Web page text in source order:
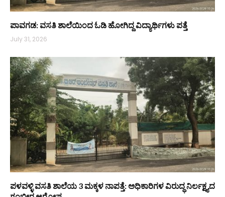
ಪಾವಗಡ: ವಸತಿ ಶಾಲೆಯಿಂದ ಓಡಿ ಹೋಗಿದ್ದ ವಿದ್ಯಾರ್ಥಿಗಳು ಪತ್ತೆ
July 31, 2026
ಪಳವಳ್ಳಿ ವಸತಿ ಶಾಲೆಯ 3 ಮಕ್ಕಳ ನಾಪತ್ತೆ: ಅಧಿಕಾರಿಗಳ ವಿರುದ್ಧ ನಿರ್ಲಕ್ಷ್ಯದ